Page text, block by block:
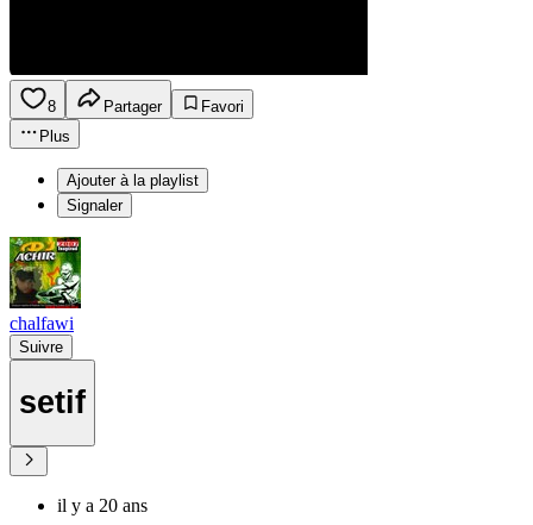
8 Partager
Favori
Plus
Ajouter à la playlist
Signaler
chalfawi
Suivre
setif
il y a 20 ans